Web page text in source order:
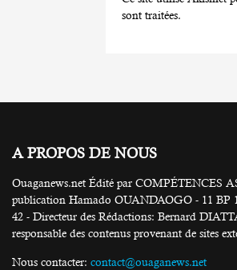
sont traitées.
A PROPOS DE NOUS
Ouaganews.net Édité par COMPÉTENCES
publication Hamado OUANDAOGO - 11 BP
42 - Directeur des Rédactions: Bernard
responsable des contenus provenant de sites
Nous contacter: contact@ouaganews.net